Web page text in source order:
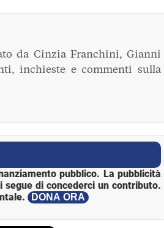
da Cinzia Franchini, Gianni
inchieste e commenti sulla
pubblico. La pubblicità
di concederci un contributo.
DONA ORA